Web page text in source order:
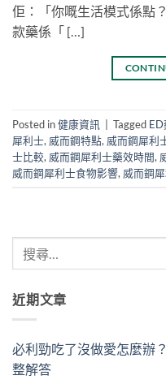
佢：「你嘅生活模式係點
款藥係「 […]
Posted in健康資訊 Tagged
犀利士, 威而鋼特點, 威而鋼犀利
士比較, 威而鋼犀利士藥效時間,
威而鋼犀利士食物影響, 威而鋼
近期文章
必利勁吃了沒做愛怎麼辦
整解答